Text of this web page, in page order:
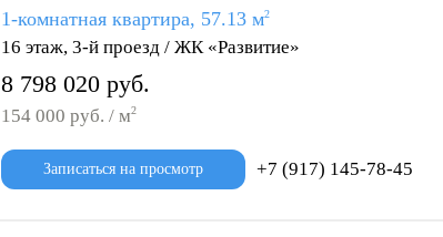
1-комнатная квартира, 57.13 м2
16 этаж, 3-й проезд / ЖК «Развитие»
8 798 020 руб.
154 000 руб. / м2
Записаться на просмотр +7 (917) 145-78-45